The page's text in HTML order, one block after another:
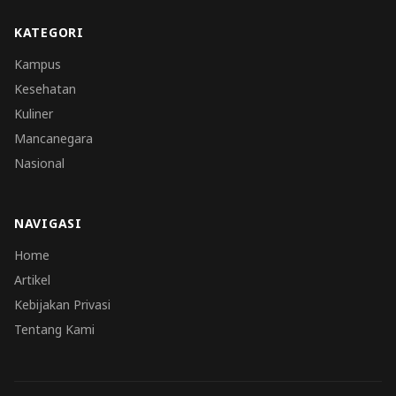
KATEGORI
Kampus
Kesehatan
Kuliner
Mancanegara
Nasional
NAVIGASI
Home
Artikel
Kebijakan Privasi
Tentang Kami